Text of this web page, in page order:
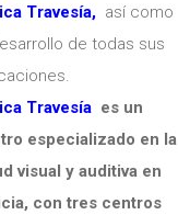
Travesía, así como
de todas sus
Travesía es un
especializado en la
visual y auditiva en
con tres centros